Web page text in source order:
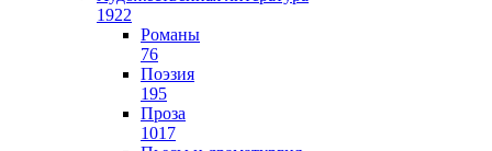
1922
Романы
76
Поэзия
195
Проза
1017